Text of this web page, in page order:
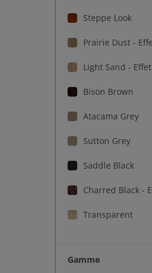
Steppe Look
Prairie Dust -
Light Sand -
Bison Brown
Atacama Grey
Sutton Grey
Saddle Black
Charred Black -
Transparent
Snow White
Gamme